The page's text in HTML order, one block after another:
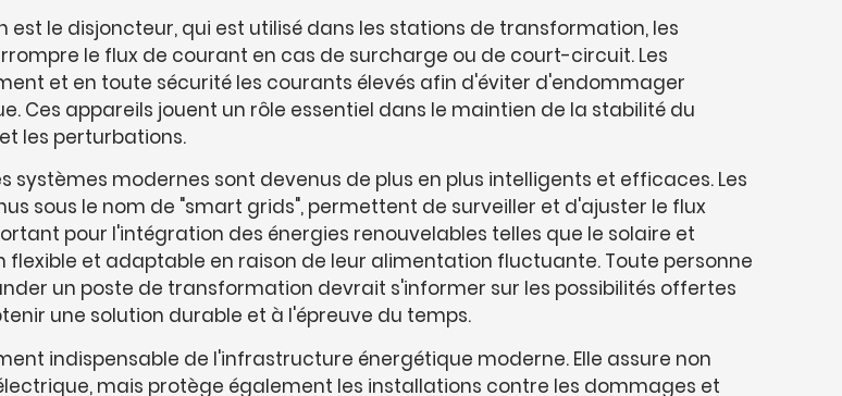
le disjoncteur, qui est utilisé dans les stations de transformation, les
le flux de courant en cas de surcharge ou de court-circuit. Les
et en toute sécurité les courants élevés afin d'éviter d'endommager
Ces appareils jouent un rôle essentiel dans le maintien de la stabilité du
les perturbations.
modernes sont devenus de plus en plus intelligents et efficaces. Les
sous le nom de "smart grids", permettent de surveiller et d'ajuster le flux
pour l'intégration des énergies renouvelables telles que le solaire et
et adaptable en raison de leur alimentation fluctuante. Toute personne
un poste de transformation devrait s'informer sur les possibilités offertes
une solution durable et à l'épreuve du temps.
indispensable de l'infrastructure énergétique moderne. Elle assure non
mais protège également les installations contre les dommages et